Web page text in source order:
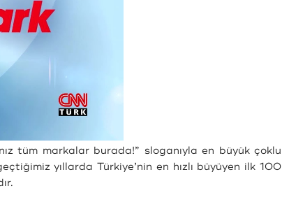
tüm markalar burada!” sloganıyla en büyük çoklu
yıllarda Türkiye’nin en hızlı büyüyen ilk 100